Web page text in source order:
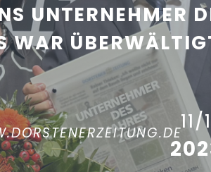
UNTERNEHMER
WAR
11/